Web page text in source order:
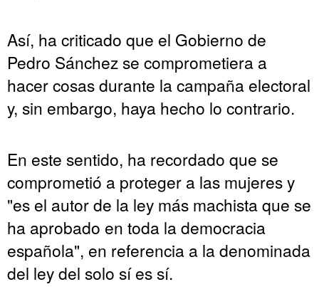
Así, ha criticado que el Gobierno de
Pedro Sánchez se comprometiera a
hacer cosas durante la campaña electoral
y, sin embargo, haya hecho lo contrario.
En este sentido, ha recordado que se
comprometió a proteger a las mujeres y
"es el autor de la ley más machista que se
ha aprobado en toda la democracia
española", en referencia a la denominada
del ley del solo sí es sí.